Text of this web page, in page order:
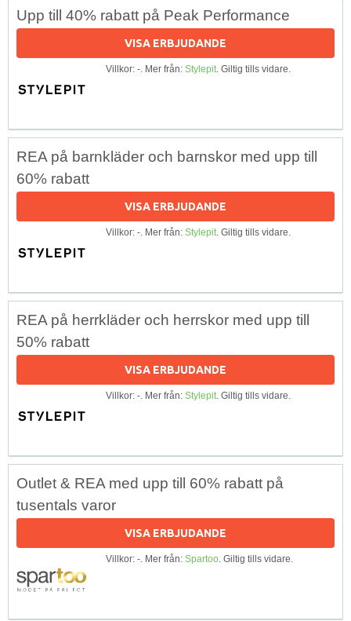
Upp till 40% rabatt på Peak Performance
VISA ERBJUDANDE
Villkor: -. Mer från: Stylepit. Giltig tills vidare.
REA på barnkläder och barnskor med upp till
60% rabatt
VISA ERBJUDANDE
Villkor: -. Mer från: Stylepit. Giltig tills vidare.
REA på herrkläder och herrskor med upp till
50% rabatt
VISA ERBJUDANDE
Villkor: -. Mer från: Stylepit. Giltig tills vidare.
Outlet & REA med upp till 60% rabatt på
tusentals varor
VISA ERBJUDANDE
Villkor: -. Mer från: Spartoo. Giltig tills vidare.